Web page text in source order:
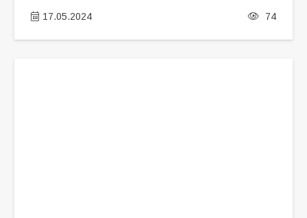
17.05.2024 74